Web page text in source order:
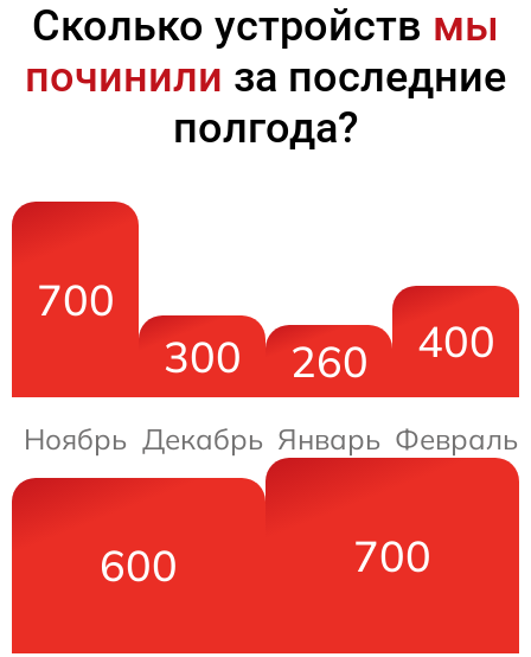
Сколько устройств мы
починили за последние
полгода?
700
Ноябрь
300
Декабрь
260
Январь
400
Февраль
600 700